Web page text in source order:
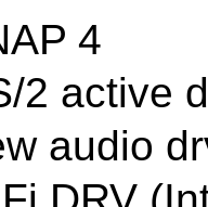
4
2 active
audio